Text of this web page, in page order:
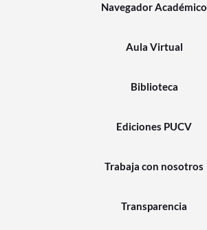
Navegador Académico
Aula Virtual
Biblioteca
Ediciones PUCV
Trabaja con nosotros
Transparencia